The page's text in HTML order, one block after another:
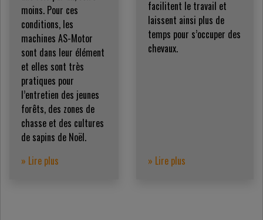
moins. Pour ces
conditions, les
machines AS-Motor
sont dans leur élément
et elles sont très
pratiques pour
l’entretien des jeunes
forêts, des zones de
chasse et des cultures
de sapins de Noël.
» Lire plus
facilitent le travail et
laissent ainsi plus de
temps pour s’occuper des
chevaux.
» Lire plus